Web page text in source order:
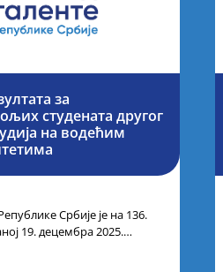
за
студената другог
на водећим
Србије је на 136.
19. децембра 2025.